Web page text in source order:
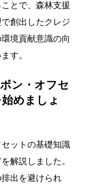
とで、森林支援
創出したクレジ
境貢献意識の向
す。
ン・オフセ
めましょ
ットの基礎知識
解説しました。
出を避けられ